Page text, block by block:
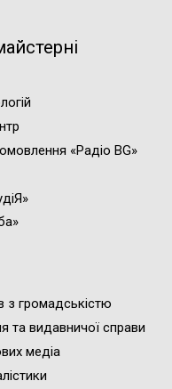
«Радіо BG»
з громадськістю
та видавничої справи
медіа